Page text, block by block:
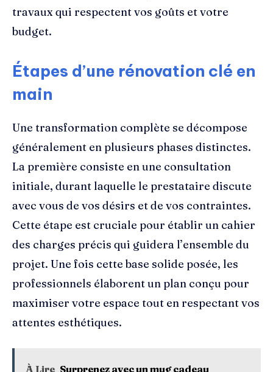
travaux qui respectent vos goûts et votre
budget.
Étapes d’une rénovation clé en
main
Une transformation complète se décompose
généralement en plusieurs phases distinctes.
La première consiste en une consultation
initiale, durant laquelle le prestataire discute
avec vous de vos désirs et de vos contraintes.
Cette étape est cruciale pour établir un cahier
des charges précis qui guidera l’ensemble du
projet. Une fois cette base solide posée, les
professionnels élaborent un plan conçu pour
maximiser votre espace tout en respectant vos
attentes esthétiques.
À Lire Surprenez avec un mug cadeau